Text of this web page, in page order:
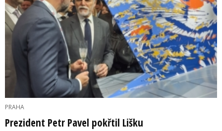
PRAHA
Prezident Petr Pavel pokřtil Lišku